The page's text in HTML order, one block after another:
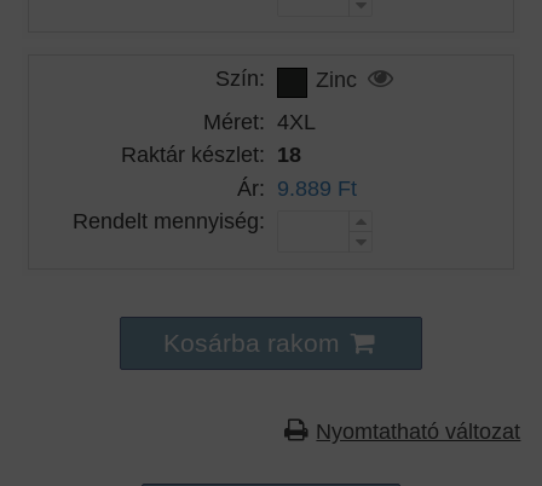
Szín:
Zinc
Méret: 4XL
Raktár készlet: 18
Ár: 9.889 Ft
Rendelt mennyiség:
Kosárba rakom
Nyomtatható változat